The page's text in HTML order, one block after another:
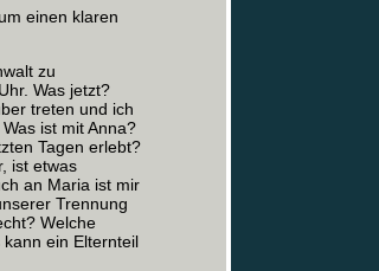
einen klaren
zu
Was jetzt?
treten und ich
ist mit Anna?
Tagen erlebt?
ist etwas
an Maria ist mir
Trennung
Welche
ein Elternteil